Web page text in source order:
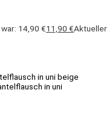
14,90 €11,90 €Aktueller